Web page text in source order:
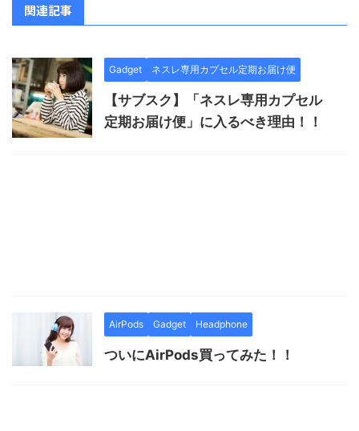
関連記事
Gadget ネスレ専用カプセル定期お届け便
【サブスク】「ネスレ専用カプセル
定期お届け便」に入るべき理由！！
AirPods Gadget Headphone
ついにAirPods買ってみた！！